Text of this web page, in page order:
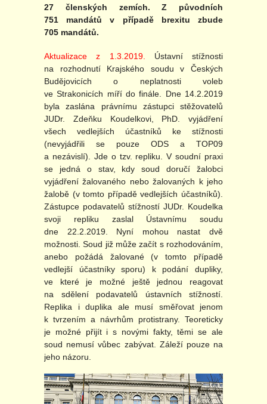
27 členských zemích. Z původních
751 mandátů v případě brexitu zbude
705 mandátů.
Aktualizace z 1.3.2019.
Ústavní stížnosti
na rozhodnutí Krajského soudu v Českých
Budějovicích o neplatnosti voleb
ve Strakonicích míří do finále. Dne 14.2.2019
byla zaslána právnímu zástupci stěžovatelů
JUDr. Zdeňku Koudelkovi, PhD. vyjádření
všech vedlejších účastníků ke stížnosti
(nevyjádřili se pouze ODS a TOP09
a nezávislí). Jde o tzv. repliku. V soudní praxi
se jedná o stav, kdy soud doručí žalobci
vyjádření žalovaného nebo žalovaných k jeho
žalobě (v tomto případě vedlejších účastníků).
Zástupce podavatelů stížností JUDr. Koudelka
svoji repliku zaslal Ústavnímu soudu
dne 22.2.2019. Nyní mohou nastat dvě
možnosti. Soud již může začít s rozhodováním,
anebo požádá žalované (v tomto případě
vedlejší účastníky sporu) k podání dupliky,
ve které je možné ještě jednou reagovat
na sdělení podavatelů ústavních stížností.
Replika i duplika ale musí směřovat jenom
k tvrzením a návrhům protistrany. Teoreticky
je možné přijít i s novými fakty, těmi se ale
soud nemusí vůbec zabývat. Záleží pouze na
jeho názoru.